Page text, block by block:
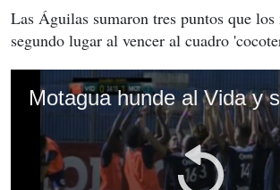
Las Águilas sumaron tres puntos que
segundo lugar al vencer al cuadro